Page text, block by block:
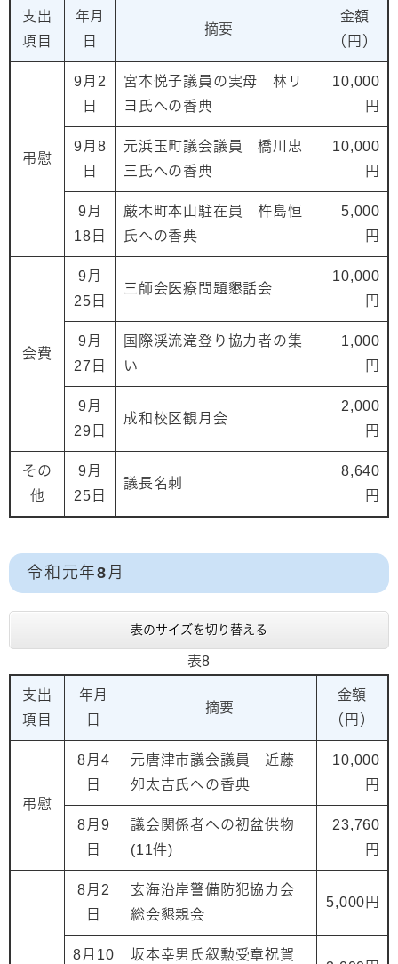
支出
項目
年月
日
摘要
金額
（円）
弔慰
9月2
日
宮本悦子議員の実母 林リ
ヨ氏への香典
10,000
円
9月8
日
元浜玉町議会議員 橋川忠
三氏への香典
10,000
円
9月
18日
厳木町本山駐在員 杵島恒
氏への香典
5,000
円
会費
9月
25日
三師会医療問題懇話会
10,000
円
9月
27日
国際渓流滝登り協力者の集
い
1,000
円
9月
29日
成和校区観月会
2,000
円
その
他
9月
25日
議長名刺
8,640
円
令和元年8月
表のサイズを切り替える
表8
支出
項目
年月
日
摘要
金額
（円）
弔慰
8月4
日
元唐津市議会議員 近藤
夘太吉氏への香典
10,000
円
8月9
日
議会関係者への初盆供物
(11件)
23,760
円
8月2
日
玄海沿岸警備防犯協力会
総会懇親会
5,000円
8月10
坂本幸男氏叙勲受章祝賀